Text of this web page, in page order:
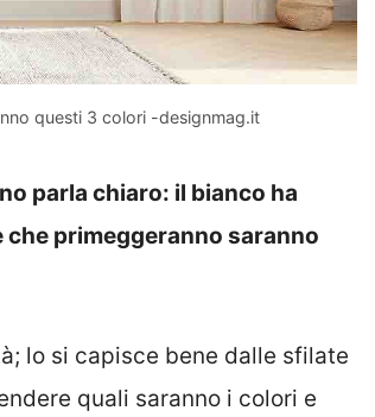
questi 3 colori -designmag.it
parla chiaro: il bianco ha
che primeggeranno saranno
lo si capisce bene dalle sfilate
quali saranno i colori e